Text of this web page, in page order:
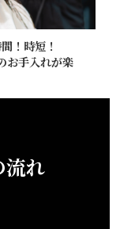
！時短！
お手入れが楽
流れ